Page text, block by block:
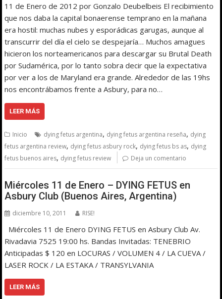
11 de Enero de 2012 por Gonzalo Deubelbeis El recibimiento
que nos daba la capital bonaerense temprano en la mañana
era hostil: muchas nubes y esporádicas garugas, aunque al
transcurrir del día el cielo se despejaría… Muchos amagues
hicieron los norteamericanos para descargar su Brutal Death
por Sudamérica, por lo tanto sobra decir que la expectativa
por ver a los de Maryland era grande. Alrededor de las 19hs
nos encontrábamos frente a Asbury, para no…
LEER MÁS
Inicio dying fetus argentina, dying fetus argentina reseña, dying
fetus argentina review, dying fetus asbury rock, dying fetus bs as, dying
fetus buenos aires, dying fetus review Deja un comentario
Miércoles 11 de Enero – DYING FETUS en
Asbury Club (Buenos Aires, Argentina)
diciembre 10, 2011 RISE!
Miércoles 11 de Enero DYING FETUS en Asbury Club Av.
Rivadavia 7525 19:00 hs. Bandas Invitadas: TENEBRIO
Anticipadas $ 120 en LOCURAS / VOLUMEN 4 / LA CUEVA /
LASER ROCK / LA ESTAKA / TRANSYLVANIA
LEER MÁS